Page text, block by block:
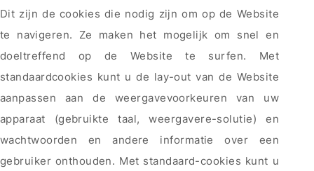
Dit zijn de cookies die nodig zijn om op de Website
te navigeren. Ze maken het mogelijk om snel en
doeltreffend op de Website te surfen. Met
standaardcookies kunt u de lay-out van de Website
aanpassen aan de weergavevoorkeuren van uw
apparaat (gebruikte taal, weergavere-solutie) en
wachtwoorden en andere informatie over een
gebruiker onthouden. Met standaard-cookies kunt u